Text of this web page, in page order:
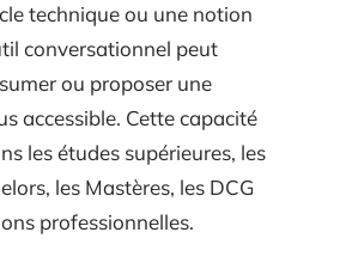
technique ou une notion
conversationnel peut
ou proposer une
accessible. Cette capacité
les études supérieures, les
les Mastères, les DCG
professionnelles.